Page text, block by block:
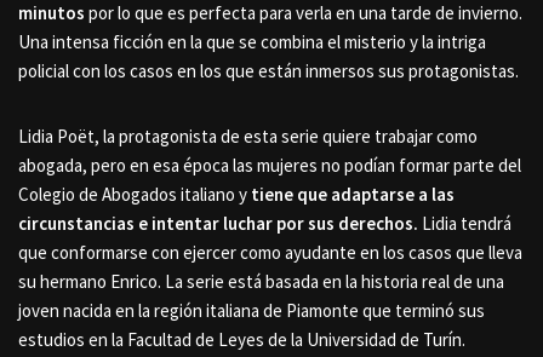
minutos por lo que es perfecta para verla en una tarde de invierno.
Una intensa ficción en la que se combina el misterio y la intriga
policial con los casos en los que están inmersos sus protagonistas.
Lidia Poët, la protagonista de esta serie quiere trabajar como
abogada, pero en esa época las mujeres no podían formar parte del
Colegio de Abogados italiano y tiene que adaptarse a las
circunstancias e intentar luchar por sus derechos. Lidia tendrá
que conformarse con ejercer como ayudante en los casos que lleva
su hermano Enrico. La serie está basada en la historia real de una
joven nacida en la región italiana de Piamonte que terminó sus
estudios en la Facultad de Leyes de la Universidad de Turín.